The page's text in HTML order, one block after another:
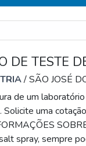
DE TESTE
/ SÃO JOSÉ
de um
Solicite uma
spray, sempre